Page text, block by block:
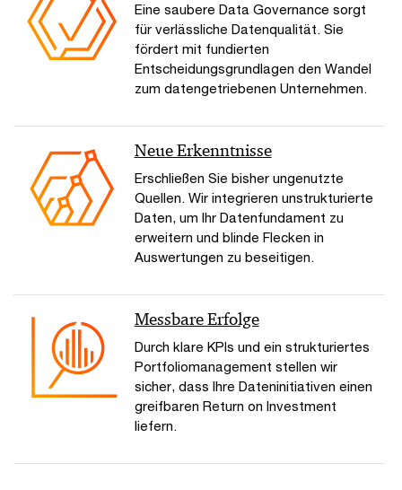
Eine saubere Data Governance sorgt
für verlässliche Datenqualität. Sie
fördert mit fundierten
Entscheidungsgrundlagen den Wandel
zum datengetriebenen Unternehmen.
Neue Erkenntnisse
Erschließen Sie bisher ungenutzte
Quellen. Wir integrieren unstrukturierte
Daten, um Ihr Datenfundament zu
erweitern und blinde Flecken in
Auswertungen zu beseitigen.
Messbare Erfolge
Durch klare KPIs und ein strukturiertes
Portfoliomanagement stellen wir
sicher, dass Ihre Dateninitiativen einen
greifbaren Return on Investment
liefern.